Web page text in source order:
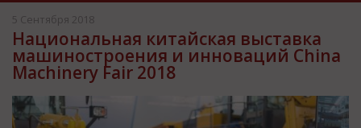
5 Сентября 2018
Национальная китайская выставка
машиностроения и инноваций China
Machinery Fair 2018